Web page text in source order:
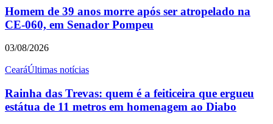
Homem de 39 anos morre após ser atropelado na
CE-060, em Senador Pompeu
03/08/2026
CearáÚltimas notícias
Rainha das Trevas: quem é a feiticeira que ergueu
estátua de 11 metros em homenagem ao Diabo